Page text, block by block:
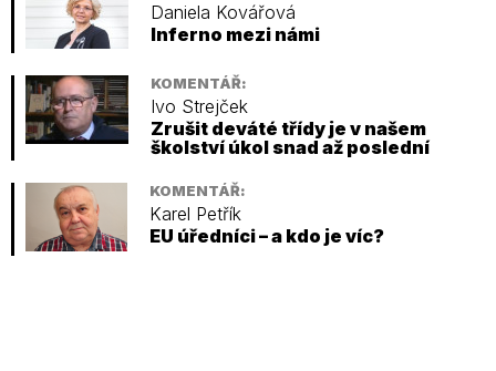
Daniela Kovářová
Inferno mezi námi
KOMENTÁŘ:
Ivo Strejček
Zrušit deváté třídy je v našem
školství úkol snad až poslední
KOMENTÁŘ:
Karel Petřík
EU úředníci – a kdo je víc?